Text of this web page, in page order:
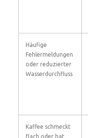
Häufige
Fehlermeldungen
oder reduzierter
Wasserdurchfluss
Kaffee schmeckt
flach oder hat